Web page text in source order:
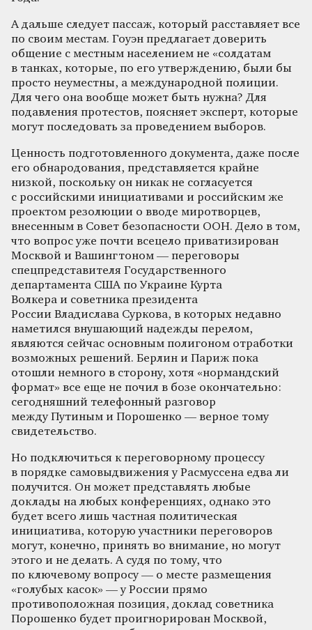
А дальше следует пассаж, который расставляет все
по своим местам. Гоуэн предлагает доверить
общение с местным населением не «солдатам
в танках, которые, по его утверждению, были бы
просто неуместны, а международной полиции.
Для чего она вообще может быть нужна? Для
подавления протестов, поясняет эксперт, которые
могут последовать за проведением выборов.
Ценность подготовленного документа, даже после
его обнародования, представляется крайне
низкой, поскольку он никак не согласуется
с российскими инициативами и российским же
проектом резолюции о вводе миротворцев,
внесенным в Совет безопасности ООН. Дело в том,
что вопрос уже почти всецело приватизирован
Москвой и Вашингтоном — переговоры
спецпредставителя Государственного
департамента США по Украине Курта
Волкера и советника президента
России Владислава Суркова, в которых недавно
наметился внушающий надежды перелом,
являются сейчас основным полигоном отработки
возможных решений. Берлин и Париж пока
отошли немного в сторону, хотя «нормандский
формат» все еще не почил в бозе окончательно:
сегодняшний телефонный разговор
между Путиным и Порошенко — верное тому
свидетельство.
Но подключиться к переговорному процессу
в порядке самовыдвижения у Расмуссена едва ли
получится. Он может представлять любые
доклады на любых конференциях, однако это
будет всего лишь частная политическая
инициатива, которую участники переговоров
могут, конечно, принять во внимание, но могут
этого и не делать. А судя по тому, что
по ключевому вопросу — о месте размещения
«голубых касок» — у России прямо
противоположная позиция, доклад советника
Порошенко будет проигнорирован Москвой,